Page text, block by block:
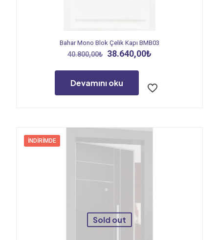
Bahar Mono Blok Çelik Kapı BMB03
40.800,00₺ Orijinal
40.800,00₺.
38.640,00₺
Devamını oku
İNDIRIMDE
Sold out